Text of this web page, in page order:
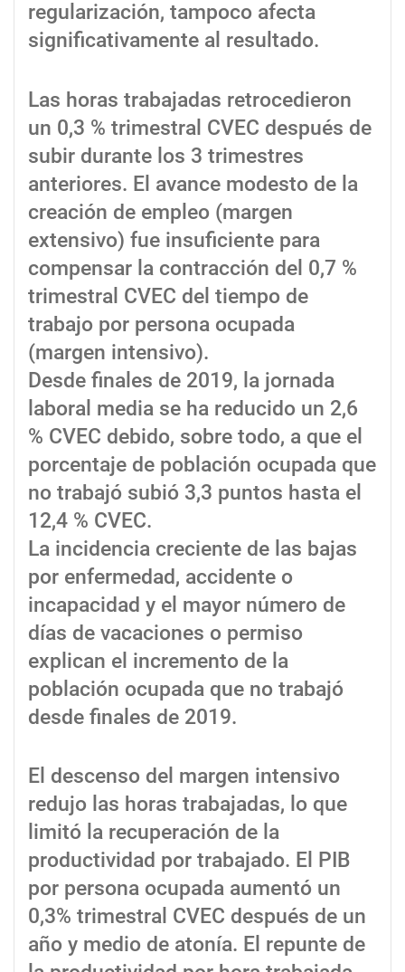
regularización, tampoco afecta
significativamente al resultado.
Las horas trabajadas retrocedieron
un 0,3 % trimestral CVEC después de
subir durante los 3 trimestres
anteriores. El avance modesto de la
creación de empleo (margen
extensivo) fue insuficiente para
compensar la contracción del 0,7 %
trimestral CVEC del tiempo de
trabajo por persona ocupada
(margen intensivo).
Desde finales de 2019, la jornada
laboral media se ha reducido un 2,6
% CVEC debido, sobre todo, a que el
porcentaje de población ocupada que
no trabajó subió 3,3 puntos hasta el
12,4 % CVEC.
La incidencia creciente de las bajas
por enfermedad, accidente o
incapacidad y el mayor número de
días de vacaciones o permiso
explican el incremento de la
población ocupada que no trabajó
desde finales de 2019.
El descenso del margen intensivo
redujo las horas trabajadas, lo que
limitó la recuperación de la
productividad por trabajado. El PIB
por persona ocupada aumentó un
0,3% trimestral CVEC después de un
año y medio de atonía. El repunte de